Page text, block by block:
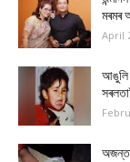
মৰমৰ
April
আঙুলি
অজন্তা